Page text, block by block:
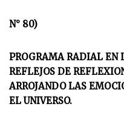
N° 80)
PROGRAMA RADIAL EN
REFLEJOS DE
ARROJANDO LAS
EL UNIVERSO.